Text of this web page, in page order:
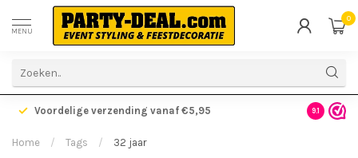
MENU
0
Voordelige verzending vanaf €5,95 Gratis
9.1
Home / Tags / 32 jaar